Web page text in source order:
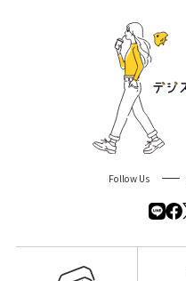
Follow Us